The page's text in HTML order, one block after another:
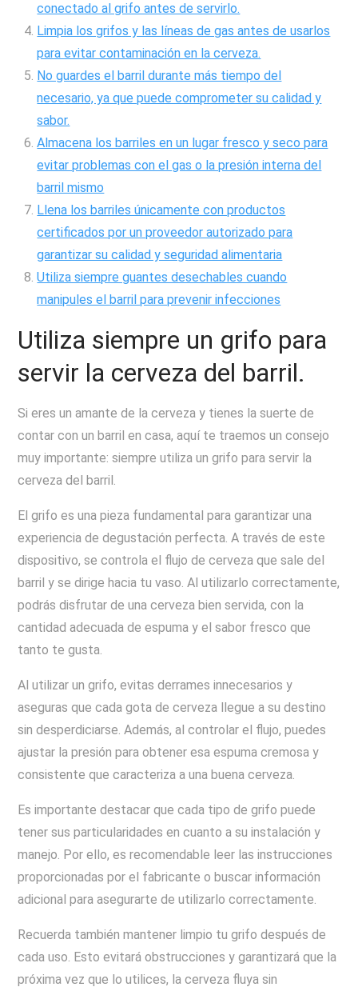
conectado al grifo antes de servirlo.
Limpia los grifos y las líneas de gas antes de usarlos
para evitar contaminación en la cerveza.
No guardes el barril durante más tiempo del
necesario, ya que puede comprometer su calidad y
sabor.
Almacena los barriles en un lugar fresco y seco para
evitar problemas con el gas o la presión interna del
barril mismo
Llena los barriles únicamente con productos
certificados por un proveedor autorizado para
garantizar su calidad y seguridad alimentaria
Utiliza siempre guantes desechables cuando
manipules el barril para prevenir infecciones
Utiliza siempre un grifo para
servir la cerveza del barril.
Si eres un amante de la cerveza y tienes la suerte de
contar con un barril en casa, aquí te traemos un consejo
muy importante: siempre utiliza un grifo para servir la
cerveza del barril.
El grifo es una pieza fundamental para garantizar una
experiencia de degustación perfecta. A través de este
dispositivo, se controla el flujo de cerveza que sale del
barril y se dirige hacia tu vaso. Al utilizarlo correctamente,
podrás disfrutar de una cerveza bien servida, con la
cantidad adecuada de espuma y el sabor fresco que
tanto te gusta.
Al utilizar un grifo, evitas derrames innecesarios y
aseguras que cada gota de cerveza llegue a su destino
sin desperdiciarse. Además, al controlar el flujo, puedes
ajustar la presión para obtener esa espuma cremosa y
consistente que caracteriza a una buena cerveza.
Es importante destacar que cada tipo de grifo puede
tener sus particularidades en cuanto a su instalación y
manejo. Por ello, es recomendable leer las instrucciones
proporcionadas por el fabricante o buscar información
adicional para asegurarte de utilizarlo correctamente.
Recuerda también mantener limpio tu grifo después de
cada uso. Esto evitará obstrucciones y garantizará que la
próxima vez que lo utilices, la cerveza fluya sin